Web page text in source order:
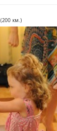
(200 км.)